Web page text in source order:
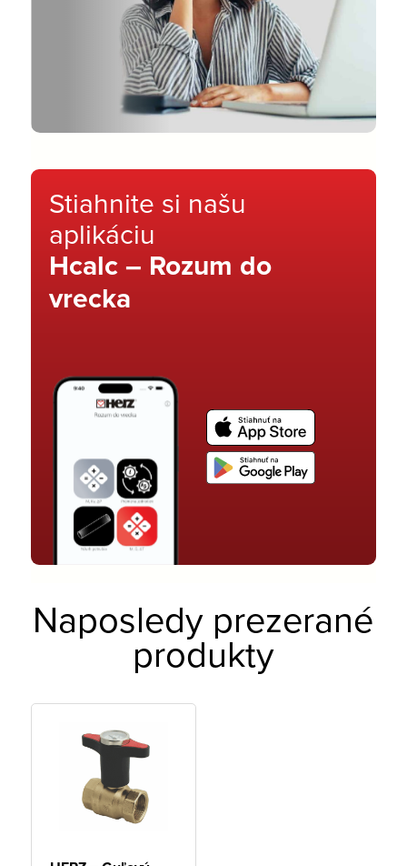
Stiahnite si našu
aplikáciu
Hcalc – Rozum do
vrecka
Naposledy prezerané
produkty